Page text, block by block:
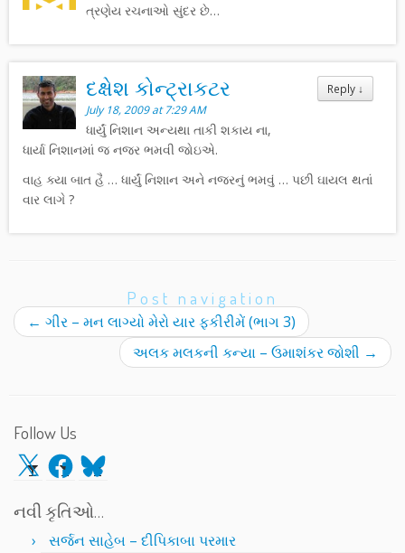
ત્રણેય રચનાઓ સુંદર છે…
Reply ↓
દક્ષેશ કોન્ટ્રાકટર
July 18, 2009 at 7:29 AM
ધાર્યું નિશાન અન્યથા તાકી શકાય ના,
ધાર્યા નિશાનમાં જ નજર ભમવી જોઇએ.
વાહ ક્યા બાત હૈ … ધાર્યું નિશાન અને નજરનું ભમવું … પછી ઘાયલ થતાં
વાર લાગે ?
Post navigation
← ગીર – મન લાગ્યો મેરો યાર ફકીરીમેં (ભાગ 3)
અલક મલકની કન્યા – ઉમાશંકર જોશી →
Follow Us
X Facebook
Bluesky
નવી કૃતિઓ…
સર્જન સાહેબ – દીપિકાબા પરમાર